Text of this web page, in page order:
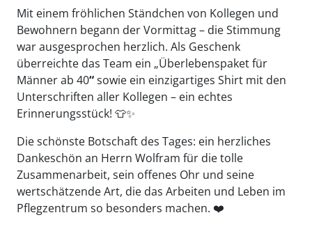
Mit einem fröhlichen Ständchen von Kollegen und
Bewohnern begann der Vormittag – die Stimmung
war ausgesprochen herzlich. Als Geschenk
überreichte das Team ein „Überlebenspaket für
Männer ab 40“sowie ein einzigartiges Shirt mit den
Unterschriften aller Kollegen – ein echtes
Erinnerungsstück! 👕✨
Die schönste Botschaft des Tages: ein herzliches
Dankeschön an Herrn Wolfram für die tolle
Zusammenarbeit, sein offenes Ohr und seine
wertschätzende Art, die das Arbeiten und Leben im
Pflegzentrum so besonders machen. ❤️